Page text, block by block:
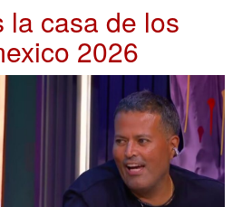
la casa de los
2026